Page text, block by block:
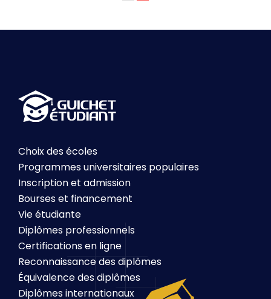
Choix des écoles
Programmes universitaires populaires
Inscription et admission
Bourses et financement
Vie étudiante
Diplômes professionnels
Certifications en ligne
Reconnaissance des diplômes
Équivalence des diplômes
Diplômes internationaux